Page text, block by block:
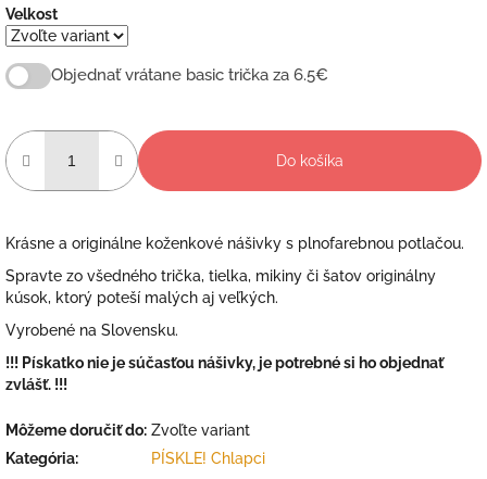
Velkost
Objednať vrátane basic trička za 6.5€
Do košíka
Krásne a originálne koženkové nášivky s plnofarebnou potlačou.
Spravte zo všedného trička, tielka, mikiny či šatov originálny
kúsok, ktorý poteší malých aj veľkých.
Vyrobené na Slovensku.
!!! Pískatko nie je súčasťou nášivky, je potrebné si ho objednať
zvlášť. !!!
Môžeme doručiť do: Zvoľte variant
Kategória: PÍSKLE! Chlapci